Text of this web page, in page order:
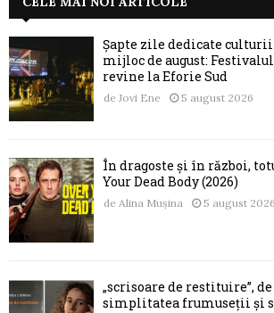
Șapte zile dedicate
mijloc de august:
revine la Eforie Sud
de Jovi Ene 5 august 2026
În dragoste și în război,
Your Dead Body (2026)
de Alina Mușina 5 august 2026
„scrisoare de restituire”,
simplitatea frumuseții și